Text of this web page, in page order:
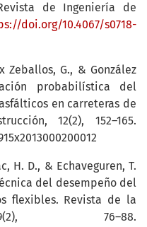
de Ingeniería de
doi.org/10.4067/s0718-
Zeballos, G., & González
probabilística del
en carreteras de
12(2), 152–165.
H. D., & Echaveguren, T.
del desempeño del
flexibles. Revista de la
76–88.